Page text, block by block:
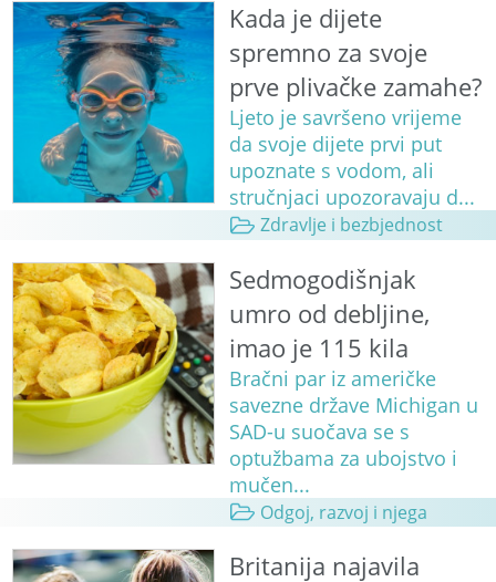
Kada je dijete
spremno za svoje
prve plivačke zamahe?
Ljeto je savršeno vrijeme
da svoje dijete prvi put
upoznate s vodom, ali
stručnjaci upozoravaju d...
Zdravlje i bezbjednost
Sedmogodišnjak
umro od debljine,
imao je 115 kila
Bračni par iz američke
savezne države Michigan u
SAD-u suočava se s
optužbama za ubojstvo i
mučen...
Odgoj, razvoj i njega
Britanija najavila